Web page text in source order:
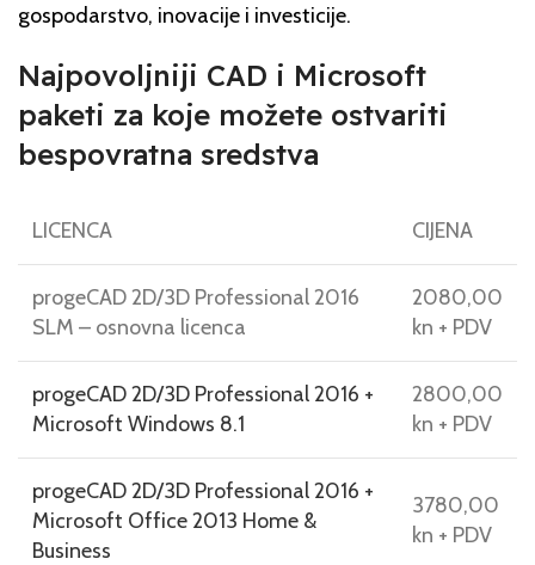
gospodarstvo, inovacije i investicije.
Najpovoljniji CAD i Microsoft
paketi za koje možete ostvariti
bespovratna sredstva
LICENCA CIJENA
progeCAD 2D/3D Professional 2016
SLM – osnovna licenca
2080,00
kn + PDV
progeCAD 2D/3D Professional 2016 +
Microsoft Windows 8.1
2800,00
kn + PDV
progeCAD 2D/3D Professional 2016 +
Microsoft Office 2013 Home &
Business
3780,00
kn + PDV